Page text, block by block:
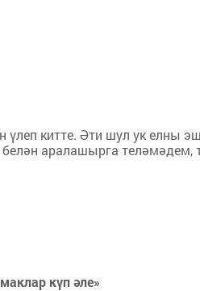
китте. Әти шул ук елны
аралашырга теләмәдем,
күп әле»